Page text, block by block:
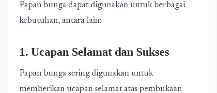
Papan bunga dapat digunakan untuk berbagai
kebutuhan, antara lain:
1. Ucapan Selamat dan Sukses
Papan bunga sering digunakan untuk
memberikan ucapan selamat atas pembukaan